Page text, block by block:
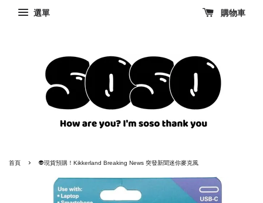
選單 購物車
首頁 › 👽現貨預購！Kikkerland Breaking News 突發新聞迷你麥克風